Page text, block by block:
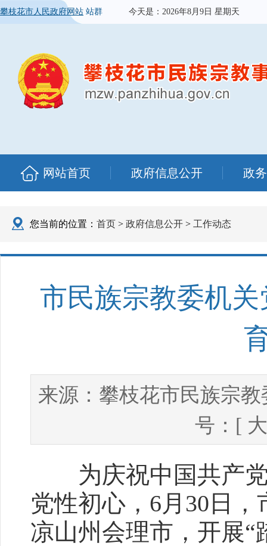
攀枝花市人民政府网站 站群 今天是： 2026年8月9日 星期天
网站首页 政府信息公开 政
您当前的位置： 首页 > 政府信息公开 > 工作动态
市民族宗教委机
来源： 攀枝花市民族宗教
号：[ 大
为庆祝中国共产党
党性初心，6月30日
凉山州会理市，开展